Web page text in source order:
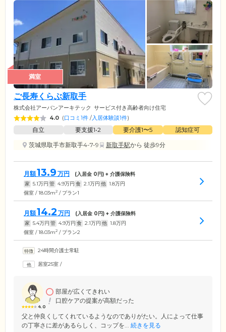
満室
ご長寿くらぶ新取手
株式会社アーバンアーキテック サービス付き高齢者向け住宅
4.0 (口コミ1件 /入居体験談1件)
自立 要支援1•2 要介護1〜5
認知症可
茨城県取手市新取手4-7-9
新取手駅から 徒歩9分
月額13.9 万円 (入居金 0円) + 介護保険料
家 5.1万円 管 4.9万円 食 2.1万円 他 1.8万円
個室 / 18.03m2 / プラン1
月額14.2 万円 (入居金 0円) + 介護保険料
家 5.4万円 管 4.9万円 食 2.1万円 他 1.8万円
個室 / 18.03m2 / プラン2
24時間介護士常駐
居室25室 /
4.0
部屋が広くてきれい
口腔ケアの提案が高額だった
父と仲良くしてくれているようなのでありがたい。人によって仕事
の丁寧さに差があるらしく、コップを... 続きを見る